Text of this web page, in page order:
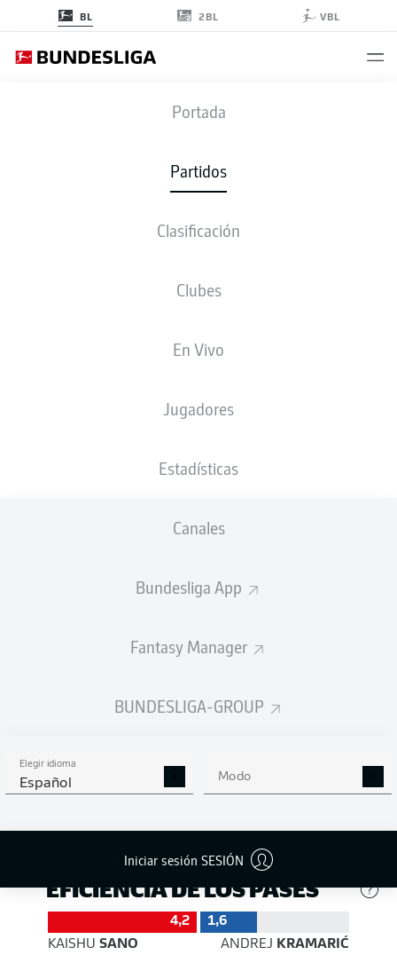
BL 2BL VBL
Portada
Partidos
Clasificación
Clubes
En Vivo
Jugadores
Estadísticas
Canales
Bundesliga App
Fantasy Manager
BUNDESLIGA-GROUP
Elegir idioma
Español Modo
Iniciar sesión SESIÓN
M05 - TSG
2 0
ALINEACIONES ESTADÍSTICAS
(%)
467 448
EFICIENCIA DE LOS PASES
4,2
1,6
KAISHU SANO ANDREJ KRAMARIĆ